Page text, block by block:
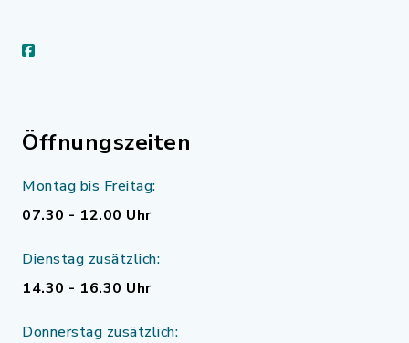
facebook
Öffnungszeiten
Montag bis Freitag:
07.30 - 12.00 Uhr
Dienstag zusätzlich:
14.30 - 16.30 Uhr
Donnerstag zusätzlich: